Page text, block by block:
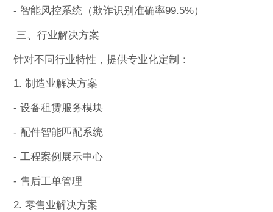
- 智能风控系统（欺诈识别准确率99.5%）
三、行业解决方案
针对不同行业特性，提供专业化定制：
1. 制造业解决方案
- 设备租赁服务模块
- 配件智能匹配系统
- 工程案例展示中心
- 售后工单管理
2. 零售业解决方案